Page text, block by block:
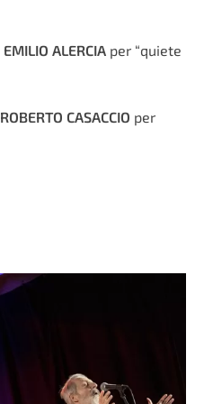
EMILIO ALERCIA per “quiete
ROBERTO CASACCIO per